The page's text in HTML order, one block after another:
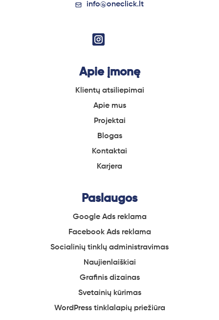
info@oneclick.lt
Apie įmonę
Klientų atsiliepimai
Apiemus
Projektai
Blogas
Kontaktai
Karjera
Paslaugos
Google Ads reklama
FacebookAds reklama
Socialinių tinklų administravimas
Naujienlaiškiai
Grafinis dizainas
Svetainiųkūrimas
WordPress tinklalapiųpriežiūra